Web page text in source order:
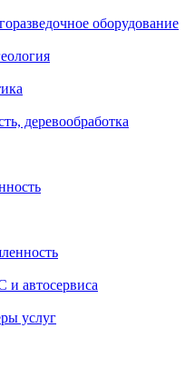
оборудование
деревообработка
и автосервиса
услуг